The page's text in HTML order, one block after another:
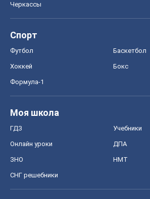
Черкассы
Спорт
Футбол Баскетбол
Хоккей Бокс
Формула-1
Моя школа
ГДЗ Учебники
Онлайн уроки ДПА
ЗНО НМТ
СНГ решебники